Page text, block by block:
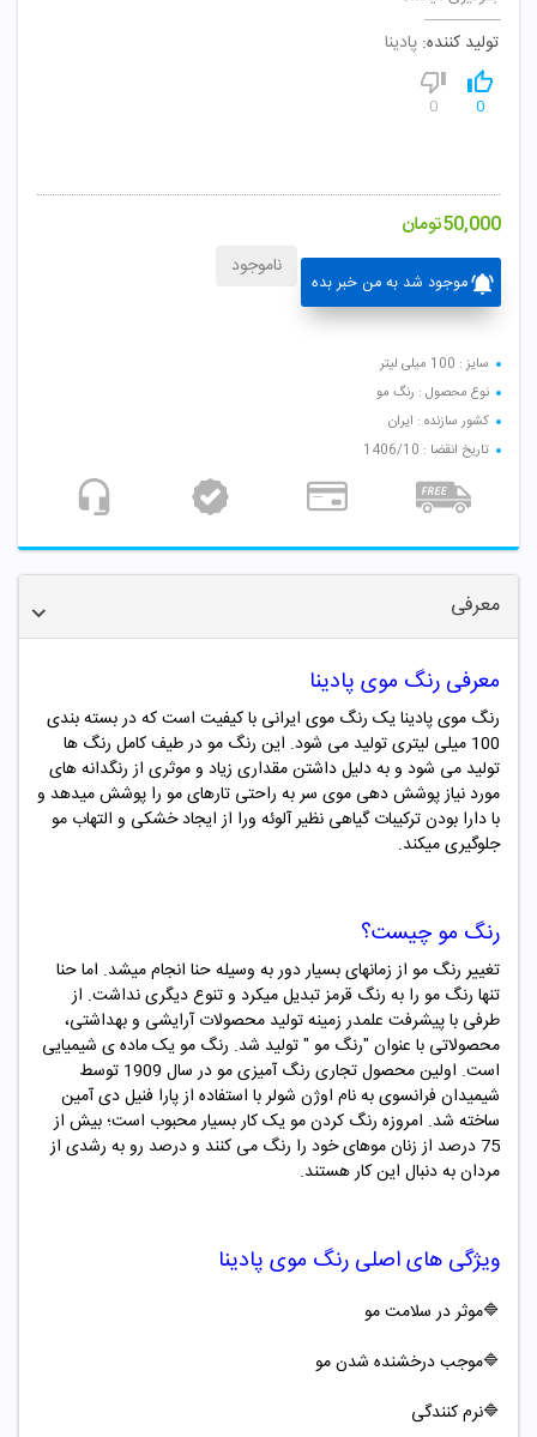
تولید کننده: پادینا
0
0
50,000تومان
موجود شد به من خبر بده
ناموجود
سایز : 100 میلی لیتر
نوع محصول : رنگ مو
کشور سازنده : ایران
تاریخ انقضا : 1406/10
معرفی
معرفی رنگ موی پادینا
رنگ موی پادینا یک رنگ موی ایرانی با کیفیت است که در بسته بندی
100 میلی لیتری تولید می شود. این رنگ مو در طیف کامل رنگ ها
تولید می شود و به دلیل داشتن مقداری زیاد و موثری از رنگدانه های
مورد نیاز پوشش دهی موی سر به راحتی تارهای مو را پوشش میدهد و
با دارا بودن ترکیبات گیاهی نظیر آلوئه ورا از ایجاد خشکی و التهاب مو
جلوگیری میکند.
رنگ مو چیست؟
تغییر رنگ مو از زمانهای بسیار دور به وسیله حنا انجام میشد. اما حنا
تنها رنگ مو را به رنگ قرمز تبدیل میکرد و تنوع دیگری نداشت. از
طرفی با پیشرفت علمدر زمینه تولید محصولات آرایشی و بهداشتی،
محصولاتی با عنوان "رنگ مو "تولید شد. رنگ مو یک ماده ­ی شیمیایی
است. اولین محصول تجاری رنگ ­آمیزی مو در سال 1909 توسط
شیمیدان فرانسوی به نام اوژن شولر با استفاده از پارا فنیل دی آمین
ساخته شد. امروزه رنگ کردن مو یک کار بسیار محبوب است؛ بیش از
75 درصد از زنان موهای خود را رنگ می کنند و درصد رو به رشدی از
مردان به دنبال این کار هستند.
ویژگی های اصلی رنگ موی پادینا
🔷موثر در سلامت مو
🔷موجب درخشنده شدن مو
🔷نرم کنندگی